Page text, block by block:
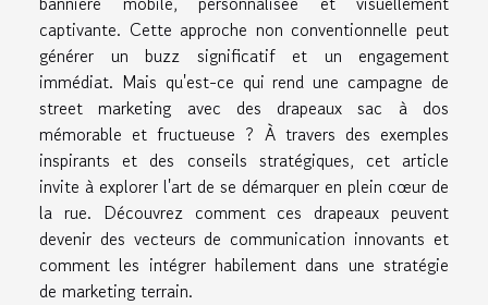
captivante. Cette approche non conventionnelle peut
générer un buzz significatif et un engagement
immédiat. Mais qu'est-ce qui rend une campagne de
street marketing avec des drapeaux sac à dos
mémorable et fructueuse ? À travers des exemples
inspirants et des conseils stratégiques, cet article
invite à explorer l'art de se démarquer en plein cœur de
la rue. Découvrez comment ces drapeaux peuvent
devenir des vecteurs de communication innovants et
comment les intégrer habilement dans une stratégie
de marketing terrain.